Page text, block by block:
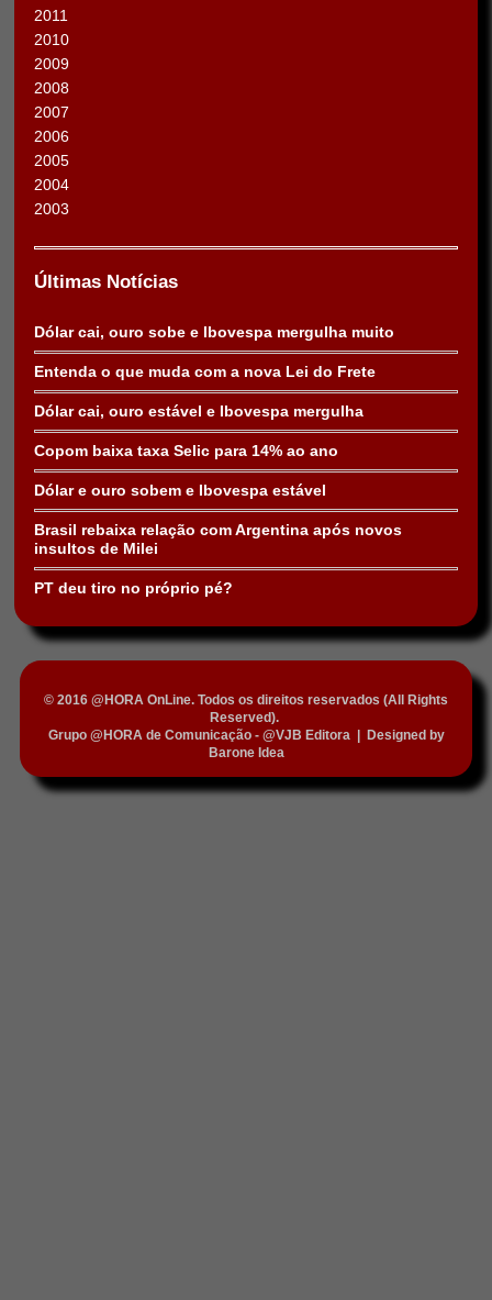
2011
2010
2009
2008
2007
2006
2005
2004
2003
Últimas Notícias
Dólar cai, ouro sobe e Ibovespa mergulha muito
Entenda o que muda com a nova Lei do Frete
Dólar cai, ouro estável e Ibovespa mergulha
Copom baixa taxa Selic para 14% ao ano
Dólar e ouro sobem e Ibovespa estável
Brasil rebaixa relação com Argentina após novos
insultos de Milei
PT deu tiro no próprio pé?
© 2016 @HORA OnLine. Todos os direitos reservados (All Rights
Reserved).
Grupo @HORA de Comunicação - @VJB Editora|
Designed by
Barone Idea